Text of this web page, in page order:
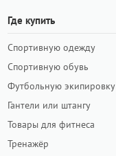
Где купить
Спортивную одежду
Спортивную обувь
Футбольную экипировку
Гантели или штангу
Товары для фитнеса
Тренажёр